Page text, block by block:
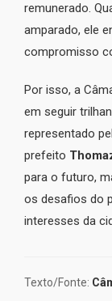
remunerado.
amparado, ele
compromisso
Por isso, a
em seguir
representado
prefeito
para o futuro,
os desafios do
interesses da
Texto/Fonte: